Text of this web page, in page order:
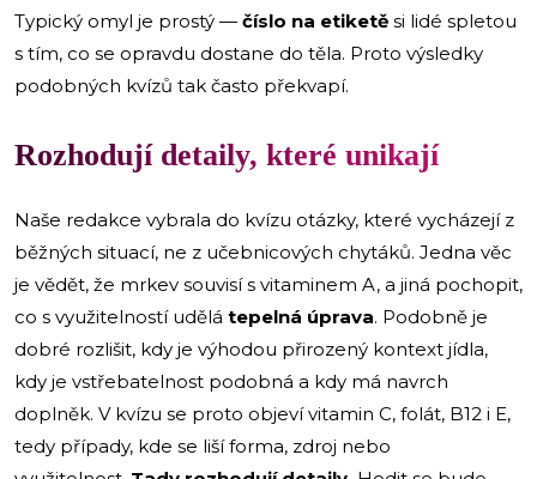
Typický omyl je prostý — číslo na etiketě si lidé spletou
s tím, co se opravdu dostane do těla. Proto výsledky
podobných kvízů tak často překvapí.
Rozhodují detaily, které unikají
Naše redakce vybrala do kvízu otázky, které vycházejí z
běžných situací, ne z učebnicových chytáků. Jedna věc
je vědět, že mrkev souvisí s vitaminem A, a jiná pochopit,
co s využitelností udělá tepelná úprava. Podobně je
dobré rozlišit, kdy je výhodou přirozený kontext jídla,
kdy je vstřebatelnost podobná a kdy má navrch
doplněk. V kvízu se proto objeví vitamin C, folát, B12 i E,
tedy případy, kde se liší forma, zdroj nebo